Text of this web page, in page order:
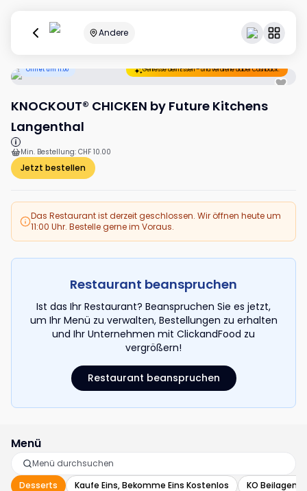
Andere
Öffnet um 11:00 Geniesse dein Essen – und verdiene dabei Cashback.
KNOCKOUT® CHICKEN by Future Kitchens
Langenthal
Min. Bestellung: CHF 10.00
Jetzt bestellen
Das Restaurant ist derzeit geschlossen. Wir öffnen heute um
11:00 Uhr. Bestelle gerne im Voraus.
Restaurant beanspruchen
Ist das Ihr Restaurant? Beanspruchen Sie es jetzt,
um Ihr Menü zu verwalten, Bestellungen zu erhalten
und Ihr Unternehmen mit ClickandFood zu
vergrößern!
Restaurant beanspruchen
Menü
Desserts Kaufe Eins, Bekomme Eins Kostenlos KO Beilagen